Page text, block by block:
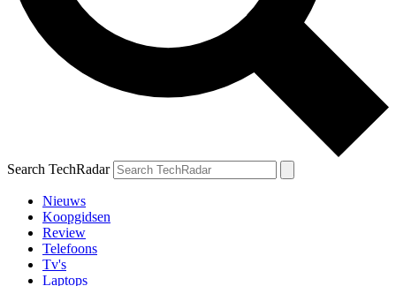
Search TechRadar
Nieuws
Koopgidsen
Review
Telefoons
Tv's
Laptops